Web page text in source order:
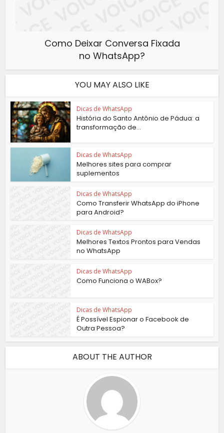
Como Deixar Conversa Fixada
no WhatsApp?
YOU MAY ALSO LIKE
Dicas de WhatsApp
História do Santo Antônio de Pádua: a
transformação de...
Dicas de WhatsApp
Melhores sites para comprar
suplementos
Dicas de WhatsApp
Como Transferir WhatsApp do iPhone
para Android?
Dicas de WhatsApp
Melhores Textos Prontos para Vendas
no WhatsApp
Dicas de WhatsApp
Como Funciona o WABox?
Dicas de WhatsApp
É Possível Espionar o Facebook de
Outra Pessoa?
ABOUT THE AUTHOR